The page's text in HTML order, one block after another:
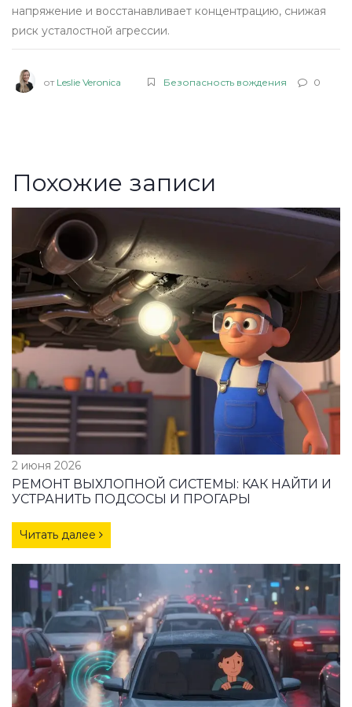
напряжение и восстанавливает концентрацию, снижая
риск усталостной агрессии.
от Leslie Veronica Безопасность вождения 0
Похожие записи
2 июня 2026
РЕМОНТ ВЫХЛОПНОЙ СИСТЕМЫ: КАК НАЙТИ И
УСТРАНИТЬ ПОДСОСЫ И ПРОГАРЫ
Читать далее